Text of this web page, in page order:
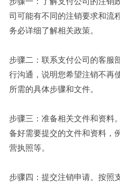
司可能有不同的注销要求和流
务必详细了解相关政策。
步骤二：联系支付公司的客服
行沟通，说明您希望注销不再
所需的具体步骤和文件。
步骤三：准备相关文件和资料
备好需要提交的文件和资料，
营执照等。
步骤四：提交注销申请。按照